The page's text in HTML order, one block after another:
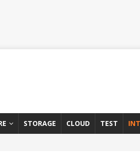
STORAGE CLOUD TEST